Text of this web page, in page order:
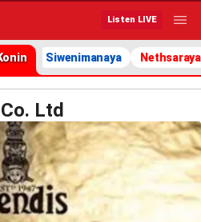
Listen LIVE
Siwenimanaya Nethsaraya
Ltd